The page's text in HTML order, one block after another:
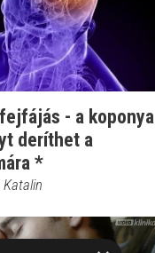
- a koponya
deríthet a
*
Katalin